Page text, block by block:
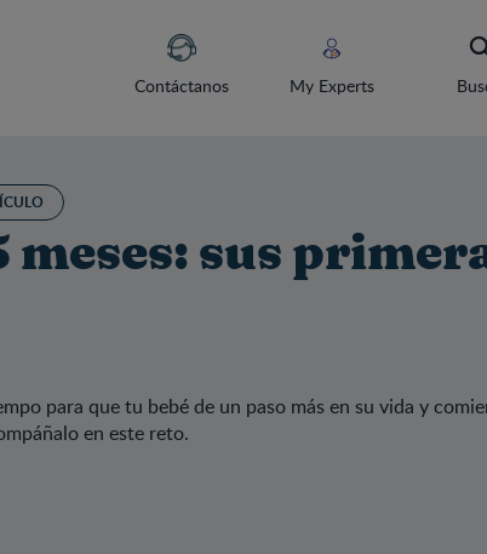
Contáctanos My Experts
meses: sus
para que tu bebé de un paso más en su vida y
en este reto.